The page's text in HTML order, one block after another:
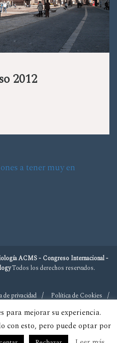
2012
a tener muy en
ACMS - Congreso Internacional -
Todos los derechos reservados.
de privacidad Política de Cookies
mejorar su experiencia.
con esto, pero puede optar por